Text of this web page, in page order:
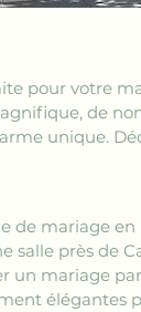
pour votre
de
unique.
de mariage
salle près de
un mariage
élégantes